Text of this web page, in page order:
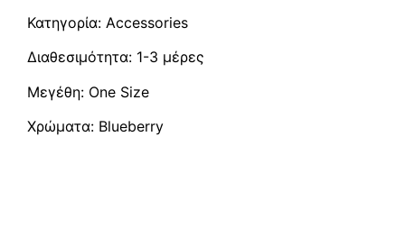
Κατηγορία: Accessories
Διαθεσιμότητα: 1-3 μέρες
Μεγέθη: One Size
Χρώματα: Blueberry